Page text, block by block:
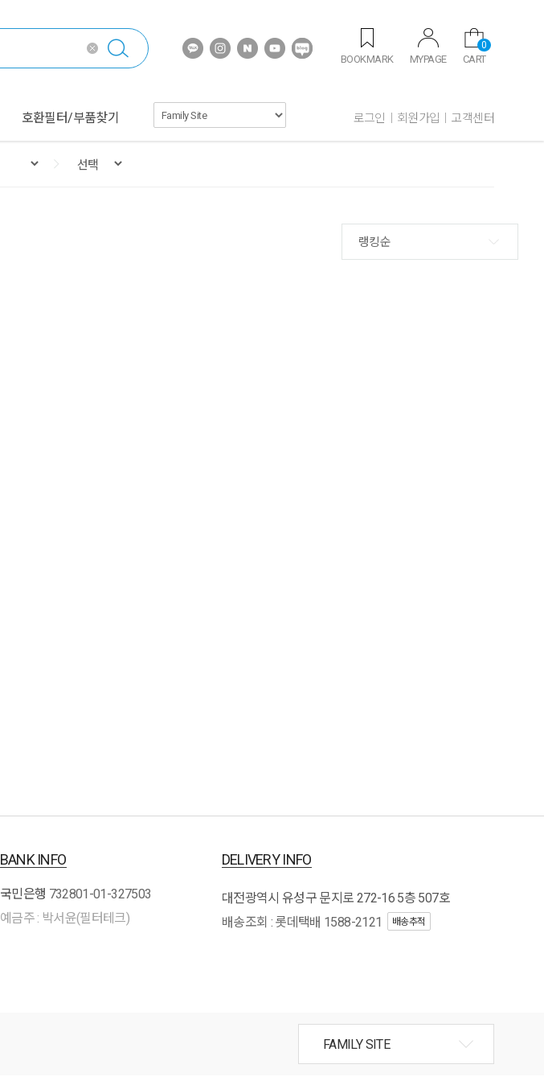
BOOKMARK MYPAGE CART
0
호환필터/부품찾기 로그인 회원가입 고객센터
랭킹순
BANK INFO
국민은행 732801-01-327503
예금주 : 박서윤(필터테크)
DELIVERY INFO
대전광역시 유성구 문지로 272-16 5층 507호
배송조회 : 롯데택배 1588-2121
배송추적